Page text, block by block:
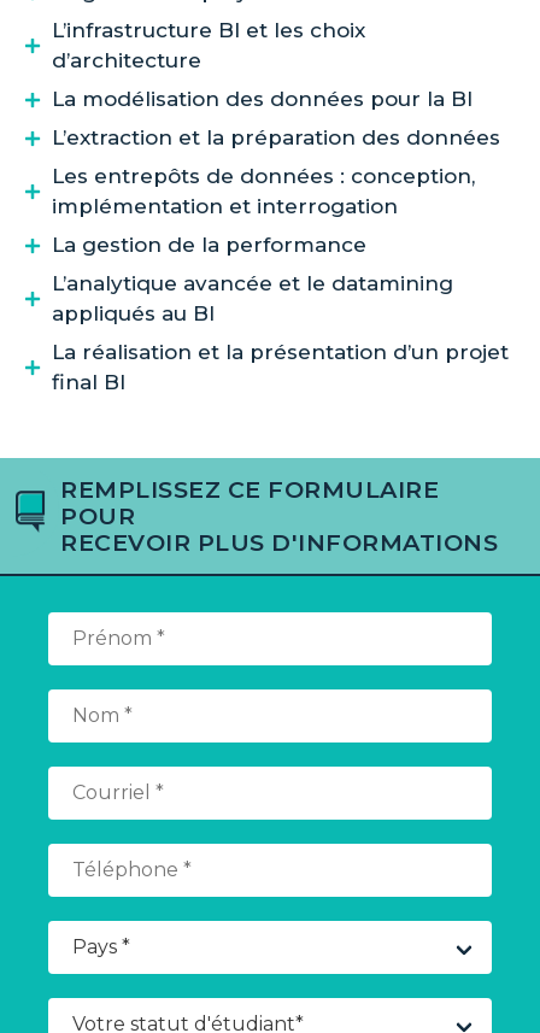
L’infrastructure BI et les choix
d’architecture
La modélisation des données pour la BI
L’extraction et la préparation des données
Les entrepôts de données : conception,
implémentation et interrogation
La gestion de la performance
L’analytique avancée et le datamining
appliqués au BI
La réalisation et la présentation d’un projet
final BI
REMPLISSEZ CE FORMULAIRE
POUR
RECEVOIR PLUS D'INFORMATIONS